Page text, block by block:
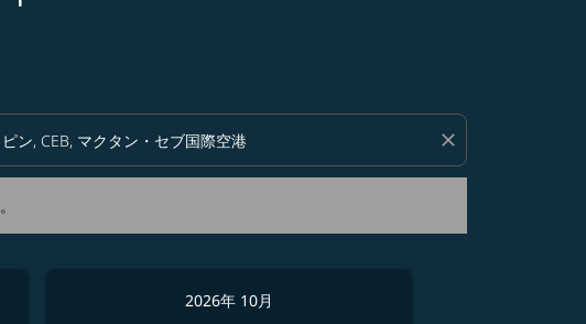
close
2026年 10月